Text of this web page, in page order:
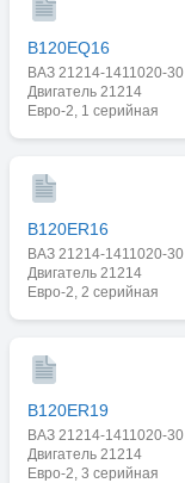
B120EQ16
ВАЗ 21214-1411020-30
Двигатель 21214
Евро-2, 1 серийная
B120ER16
ВАЗ 21214-1411020-30
Двигатель 21214
Евро-2, 2 серийная
B120ER19
ВАЗ 21214-1411020-30
Двигатель 21214
Евро-2, 3 серийная